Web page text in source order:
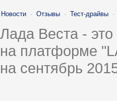
Новости · Отзывы · Тест-драйвы ·
Лада Веста -
на платформе
на сентябрь